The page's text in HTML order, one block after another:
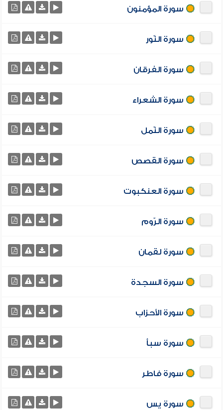
سورة المؤمنون
سورة النّور
سورة الفرقان
سورة الشعراء
سورة النّمل
سورة القصص
سورة العنكبوت
سورة الرّوم
سورة لقمان
سورة السجدة
سورة الأحزاب
سورة سبأ
سورة فاطر
سورة يس